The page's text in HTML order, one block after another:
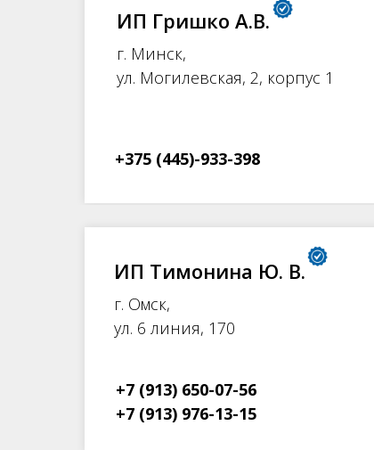
ИП Гришко А.В.
г. Минск,
ул. Могилевская, 2, корпус 1
+375 (445)-933-398
ИП Тимонина Ю. В.
г. Омск,
ул. 6 линия, 170
+7 (913) 650-07-56
+7 (913) 976-13-15